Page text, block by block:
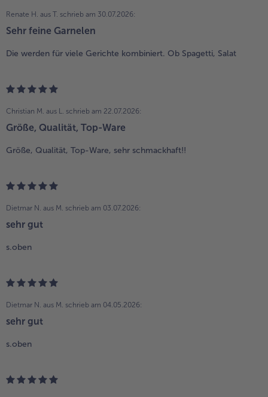
Renate H. aus T. schrieb am 30.07.2026:
Sehr feine Garnelen
Die werden für viele Gerichte kombiniert. Ob Spagetti, Salat
Christian M. aus L. schrieb am 22.07.2026:
Größe, Qualität, Top-Ware
Größe, Qualität, Top-Ware, sehr schmackhaft!!
Dietmar N. aus M. schrieb am 03.07.2026:
sehr gut
s.oben
Dietmar N. aus M. schrieb am 04.05.2026:
sehr gut
s.oben